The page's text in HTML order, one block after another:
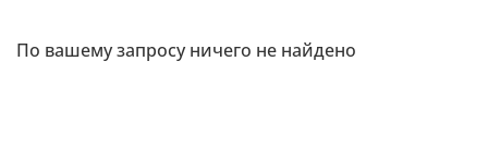
По вашему запросу ничего не найдено